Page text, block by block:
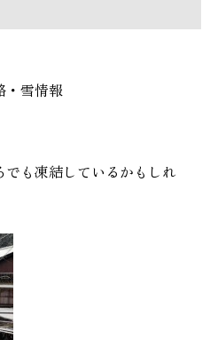
・雪情報
も凍結しているかもしれ